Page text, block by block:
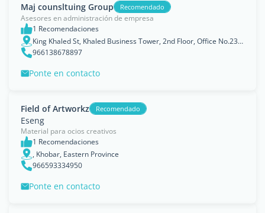
Maj counsltuing Group Recomendado
Asesores en administración de empresa
1 Recomendaciones
King Khaled St, Khaled Business Tower, 2nd Floor, Office No.23, Khobar, Eastern Province
966138678897
Ponte en contacto
Field of Artworkz Recomendado
Eseng
Material para ocios creativos
1 Recomendaciones
, Khobar, Eastern Province
966593334950
Ponte en contacto